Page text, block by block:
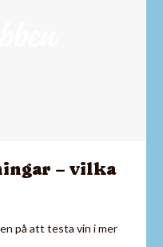
– vilka
på att testa vin i mer